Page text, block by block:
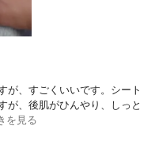
が、すごくいいです。シート
が、後肌がひんやり、しっと
を見る